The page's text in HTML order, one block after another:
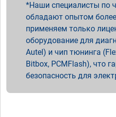
Наши специалисты по
обладают опытом
применяем только
оборудование для
Autel) и чип тюнинга
Bitbox, PCMFlash), что
безопасность для